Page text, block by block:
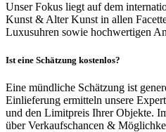
Unser Fokus liegt auf dem
Kunst & Alter Kunst in allen
Luxusuhren sowie hochwertigen
Ist eine Schätzung kostenlos?
Eine mündliche Schätzung ist
Einlieferung ermitteln unsere
und den Limitpreis Ihrer Objekte.
über Verkaufschancen &